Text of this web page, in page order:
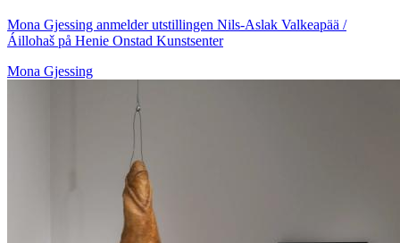
Mona Gjessing anmelder utstillingen Nils-Aslak Valkeapää /
Áillohaš på Henie Onstad Kunstsenter
Mona Gjessing